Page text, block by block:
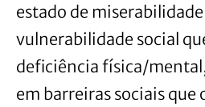
estado de
vulnerabilidade social
deficiência física/
em barreiras sociais que